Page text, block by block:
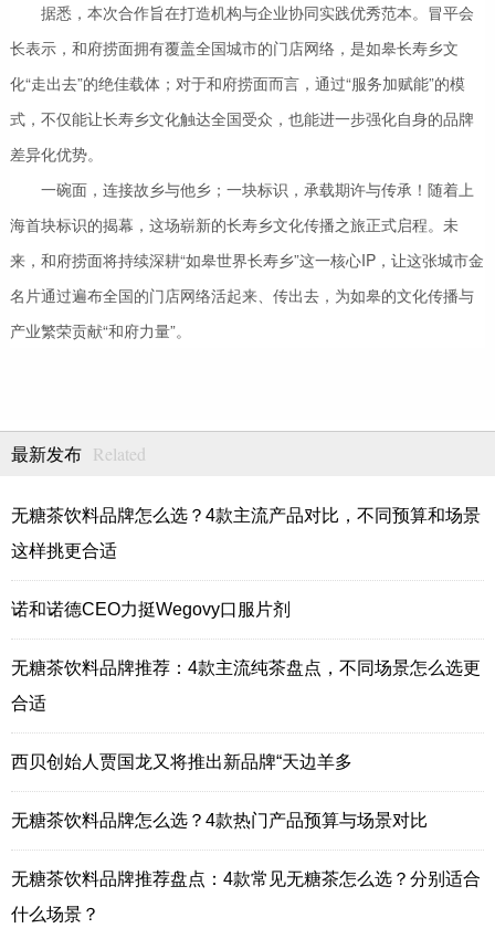
据悉，本次合作旨在打造机构与企业协同实践优秀范本。冒平会
长表示，和府捞面拥有覆盖全国城市的门店网络，是如皋长寿乡文
化“走出去”的绝佳载体；对于和府捞面而言，通过“服务加赋能”的模
式，不仅能让长寿乡文化触达全国受众，也能进一步强化自身的品牌
差异化优势。
一碗面，连接故乡与他乡；一块标识，承载期许与传承！随着上
海首块标识的揭幕，这场崭新的长寿乡文化传播之旅正式启程。未
来，和府捞面将持续深耕“如皋世界长寿乡”这一核心IP，让这张城市金
名片通过遍布全国的门店网络活起来、传出去，为如皋的文化传播与
产业繁荣贡献“和府力量”。
最新发布 Related
无糖茶饮料品牌怎么选？4款主流产品对比，不同预算和场景
这样挑更合适
诺和诺德CEO力挺Wegovy口服片剂
无糖茶饮料品牌推荐：4款主流纯茶盘点，不同场景怎么选更
合适
西贝创始人贾国龙又将推出新品牌“天边羊多
无糖茶饮料品牌怎么选？4款热门产品预算与场景对比
无糖茶饮料品牌推荐盘点：4款常见无糖茶怎么选？分别适合
什么场景？